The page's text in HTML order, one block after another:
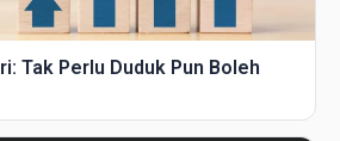
Tak Perlu Duduk Pun Boleh